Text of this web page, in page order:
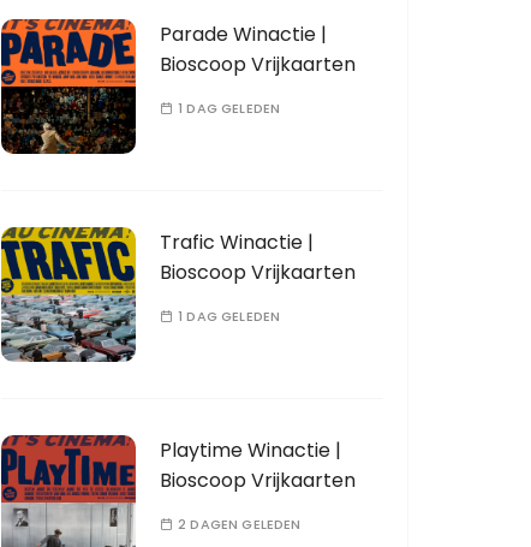
Parade Winactie |
Bioscoop Vrijkaarten
1 DAG GELEDEN
Trafic Winactie |
Bioscoop Vrijkaarten
1 DAG GELEDEN
Playtime Winactie |
Bioscoop Vrijkaarten
2 DAGEN GELEDEN